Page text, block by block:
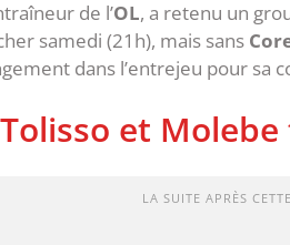
de l’OL, a retenu un
samedi (21h), mais sans
dans l’entrejeu pour sa
Tolisso et
LA SUITE APRÈS